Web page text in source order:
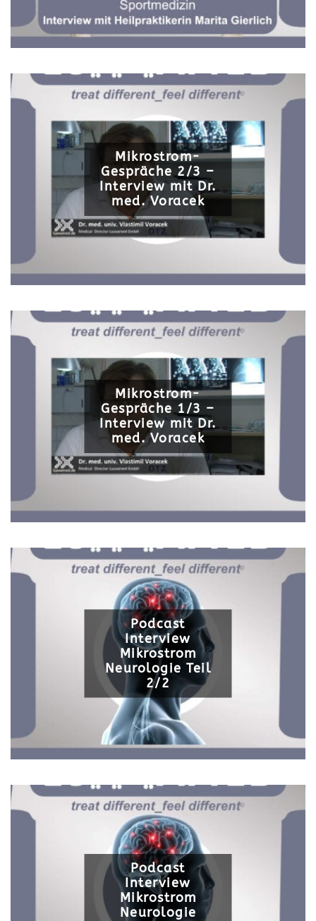
Mikrostrom-
Gespräche 2/3 –
Interview mit Dr.
med. Voracek
Mikrostrom-
Gespräche 1/3 –
Interview mit Dr.
med. Voracek
Podcast
Interview
Mikrostrom
Neurologie Teil
2/2
Podcast
Interview
Mikrostrom
Neurologie